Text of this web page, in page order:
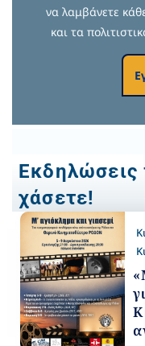
να λαμβάνετε
και τα
Εκδηλώσεις
χάσετε!